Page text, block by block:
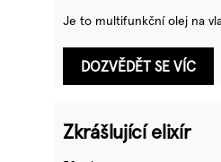
Je to multifunkční olej na
DOZVĚDĚT SE VÍC
Zkrášlující elixír